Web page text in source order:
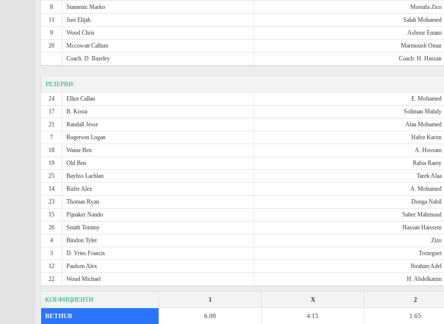
8
Stamenic Marko Mostafa Zico
11
Just Elijah Salah Mohamed
9
Wood Chris Ashour Emam
20
Mccowatt Callum Marmoush Omar
Coach: D. Bazeley
Coach: H. Hassan
РЕЗЕРВИ:
24 Elliot Callan E. Mohamed
17
B. Kosta Soliman Mahdy
21
Randall Jesse Alaa Mohamed
7
Rogerson Logan Hafez Karim
18
Waine Ben A. Hossam
19
Old Ben Rabia Ramy
25
Bayliss Lachlan Tarek Alaa
14
Rufer Alex A. Mohamed
23
Thomas Ryan Donga Nabil
15
Pijnaker Nando Saber Mahmoud
26
Smith Tommy Hassan Haissem
4
Bindon Tyler Zizo
3
D. Vries Francis Trezeguet
12
Paulsen Alex Ibrahim Adel
22
Woud Michael H. Abdelkarim
КОЕФИЦИЕНТИ 2
X
1
BETHUB 1.65
4.15
6.00